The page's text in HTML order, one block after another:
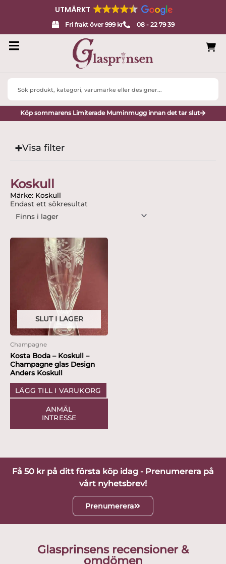
UTMÄRKT
Fri frakt över 999 kr 08 - 22 79 39
Search
Köp sommarens Limiterade Muminmugg innan det tar slut
Visa filter
Koskull
Märke: Koskull
Endast ett sökresultat
SLUT I LAGER
Champagne
Kosta Boda – Koskull –
Champagne glas Design
Anders Koskull
LÄGG TILL I VARUKORG
ANMÄL
INTRESSE
Få 50 kr på ditt första köp idag - Prenumerera på
vårt nyhetsbrev!
Prenumerera
Glasprinsens recensioner &
omdömen